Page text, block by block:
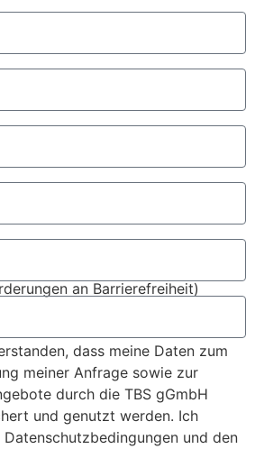
an Barrierefreiheit)
dass meine Daten zum
meiner Anfrage sowie zur
durch die TBS gGmbH
und genutzt werden. Ich
und den